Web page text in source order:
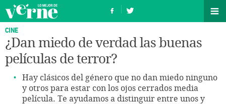
CINE
¿Dan miedo de verdad las buenas
películas de terror?
Hay clásicos del género que no dan miedo ninguno
y otros para estar con los ojos cerrados media
película. Te ayudamos a distinguir entre unos y